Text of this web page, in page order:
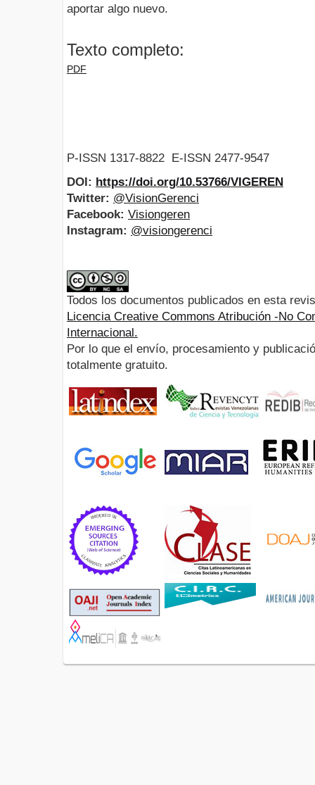
aportar algo nuevo.
Texto completo:
PDF
P-ISSN 1317-8822 E-ISSN 2477-9547
DOI: https://doi.org/10.53766/VIGEREN
Twitter: @VisionGerenci
Facebook: Visiongeren
Instagram: @visiongerenci
Todos los documentos publicados en esta
Licencia Creative Commons Atribución -No
Internacional.
Por lo que el envío, procesamiento y
totalmente gratuito.